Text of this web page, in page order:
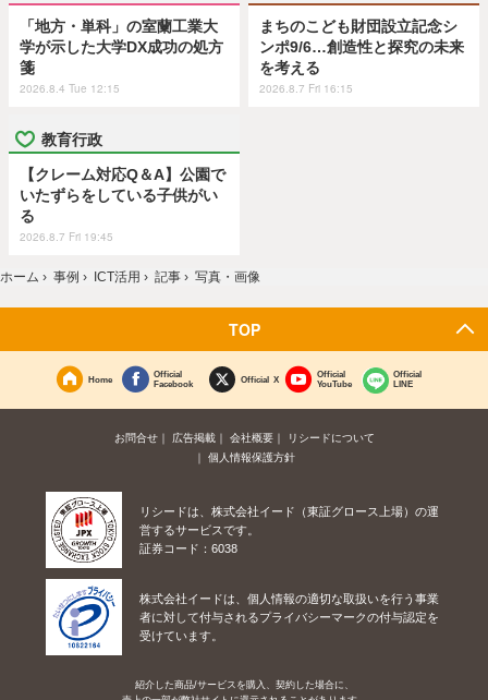
「地方・単科」の室蘭工業大
学が示した大学DX成功の処方
箋
2026.8.4 Tue 12:15
まちのこども財団設立記念シ
ンポ9/6…創造性と探究の未来
を考える
2026.8.7 Fri 16:15
教育行政
【クレーム対応Q＆A】公園で
いたずらをしている子供がい
る
2026.8.7 Fri 19:45
ホーム › 事例 › ICT活用 › 記事 › 写真・画像
TOP
Home
Official
Facebook
Official X
Official
YouTube
Official
LINE
お問合せ 広告掲載 会社概要
リシードについて
個人情報保護方針
リシードは、株式会社イード（東証グロース上場）の運
営するサービスです。
証券コード：6038
株式会社イードは、個人情報の適切な取扱いを行う事業
者に対して付与されるプライバシーマークの付与認定を
受けています。
紹介した商品/サービスを購入、契約した場合に、